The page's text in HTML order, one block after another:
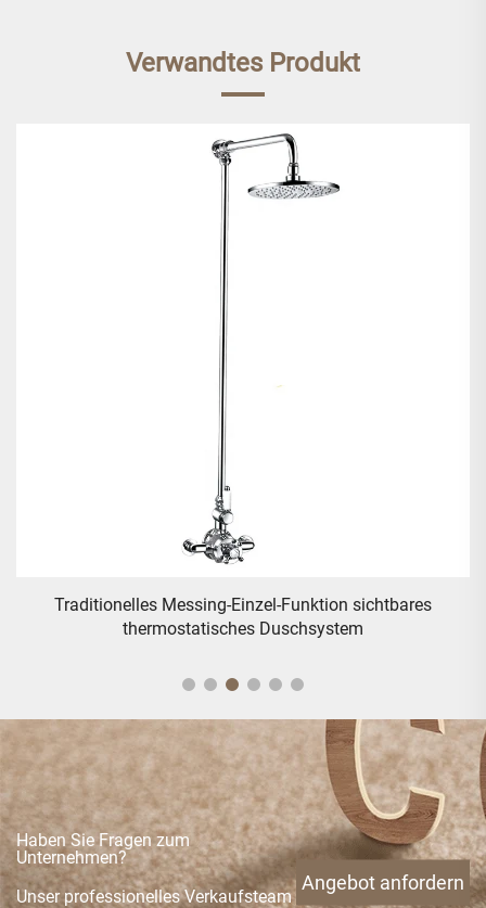
Verwandtes Produkt
Klassische Duscharmatur mit doppeltem Griff und
Thermostat, exponiert
Haben Sie Fragen zum
Unternehmen?
Unser professionelles Verkaufsteam
Angebot anfordern